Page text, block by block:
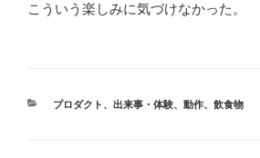
こういう楽しみに気づけなかった。
カ
プロダクト 、 出来事・体験、 動作、 飲食物